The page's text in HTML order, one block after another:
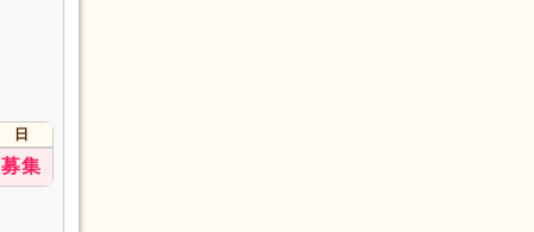
日
募集